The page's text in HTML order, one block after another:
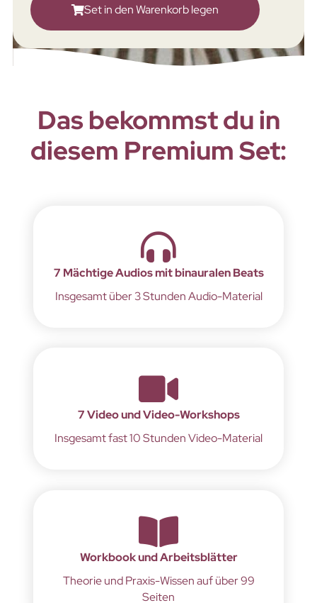
Set in den Warenkorb legen
Das bekommst du in
diesem Premium Set:
7 Mächtige Audios mit binauralen Beats
Insgesamt über 3 Stunden Audio-Material
7 Video und Video-Workshops
Insgesamt fast 10 Stunden Video-Material
Workbook und Arbeitsblätter
Theorie und Praxis-Wissen auf über 99
Seiten